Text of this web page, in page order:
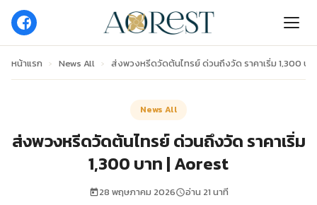
หน้าแรก › News All › ส่งพวงหรีดวัดต้นไทรย์ ด่วนถึงวัด ราคาเริ่ม 1,300 บ
News All
ส่งพวงหรีดวัดต้นไทรย์ ด่วนถึงวัด ราคาเริ่ม
1,300 บาท | Aorest
28 พฤษภาคม 2026 อ่าน 21 นาที